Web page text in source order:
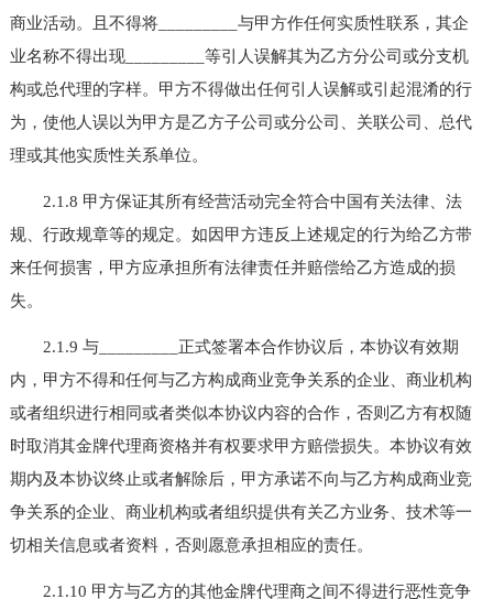
商业活动。且不得将_________与甲方作任何实质性联系，其企
业名称不得出现_________等引人误解其为乙方分公司或分支机
构或总代理的字样。甲方不得做出任何引人误解或引起混淆的行
为，使他人误以为甲方是乙方子公司或分公司、关联公司、总代
理或其他实质性关系单位。
2.1.8 甲方保证其所有经营活动完全符合中国有关法律、法
规、行政规章等的规定。如因甲方违反上述规定的行为给乙方带
来任何损害，甲方应承担所有法律责任并赔偿给乙方造成的损
失。
2.1.9 与_________正式签署本合作协议后，本协议有效期
内，甲方不得和任何与乙方构成商业竞争关系的企业、商业机构
或者组织进行相同或者类似本协议内容的合作，否则乙方有权随
时取消其金牌代理商资格并有权要求甲方赔偿损失。本协议有效
期内及本协议终止或者解除后，甲方承诺不向与乙方构成商业竞
争关系的企业、商业机构或者组织提供有关乙方业务、技术等一
切相关信息或者资料，否则愿意承担相应的责任。
2.1.10 甲方与乙方的其他金牌代理商之间不得进行恶性竞争